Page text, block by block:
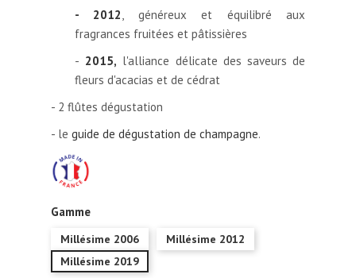
- 2012, généreux et équilibré aux
fragrances fruitées et pâtissières
- 2015, l'alliance délicate des saveurs de
fleurs d'acacias et de cédrat
- 2 flûtes dégustation
- le guide de dégustation de champagne.
Gamme
Millésime 2006
Millésime 2012
Millésime 2019